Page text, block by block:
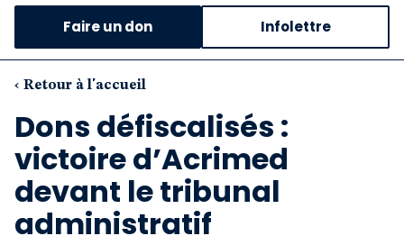
Notre critique des médias
Nos propositions
Notre revue
Boutique
Faire un don Infolettre
‹ Retour à l'accueil
Dons défiscalisés :
victoire d’Acrimed
devant le tribunal
administratif